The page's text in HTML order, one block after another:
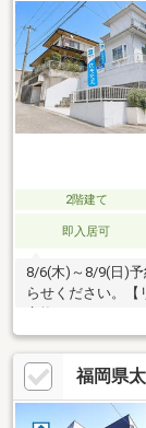
2階建て
即入居可
8/6(木)～8/9(日)
らせください。【
交換、玄関扉交換
ョンフロア張替え
クス交換、給湯器
明LED交換●外装
ポイント】・雨
福岡県